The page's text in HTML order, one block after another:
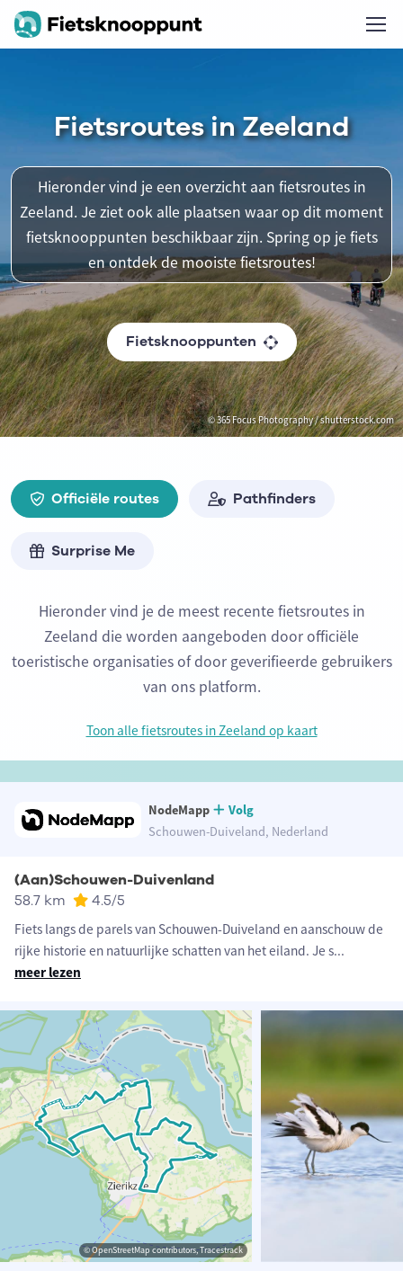
© 365 Focus Photography / shutterstock.com
Fietsroutes in Zeeland
Hieronder vind je een overzicht aan fietsroutes in
Zeeland. Je ziet ook alle plaatsen waar op dit moment
fietsknooppunten beschikbaar zijn. Spring op je fiets
en ontdek de mooiste fietsroutes!
Fietsknooppunten
Officiële routes Pathfinders
Surprise Me
Hieronder vind je de meest recente fietsroutes in
Zeeland die worden aangeboden door officiële
toeristische organisaties of door geverifieerde gebruikers
van ons platform.
Toon alle fietsroutes in Zeeland op kaart
NodeMapp
Volg
Schouwen-Duiveland, Nederland
(Aan)Schouwen-Duivenland
58.7 km 4.5/5
Fiets langs de parels van Schouwen-Duiveland en aanschouw de
rijke historie en natuurlijke schatten van het eiland. Je s...
meer lezen
© OpenStreetMap contributors, Tracestrack